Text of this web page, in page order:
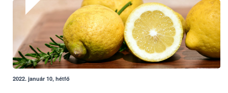
2022. január 10, hétfő